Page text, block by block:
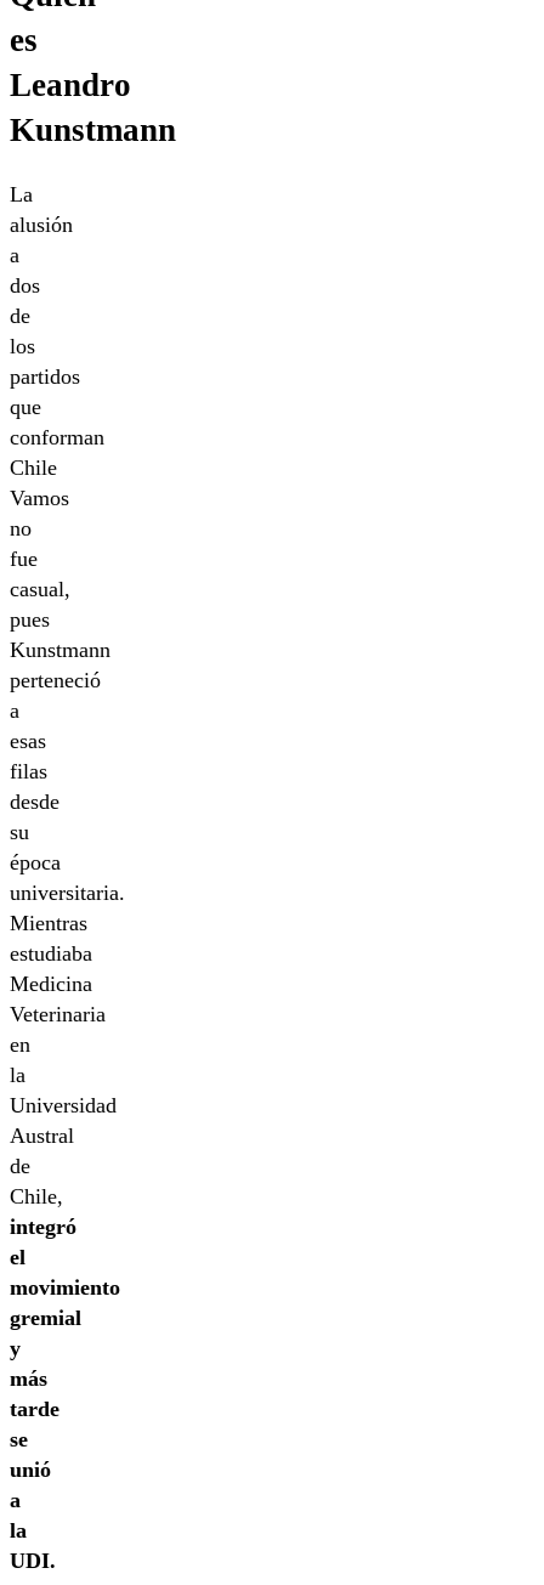
es
Leandro
Kunstmann
La
alusión
a
dos
de
los
partidos
que
conforman
Chile
Vamos
no
fue
casual,
pues
Kunstmann
perteneció
a
esas
filas
desde
su
época
universitaria.
Mientras
estudiaba
Medicina
Veterinaria
en
la
Universidad
Austral
de
Chile,
integró
el
movimiento
gremial
y
más
tarde
se
unió
a
la
UDI.